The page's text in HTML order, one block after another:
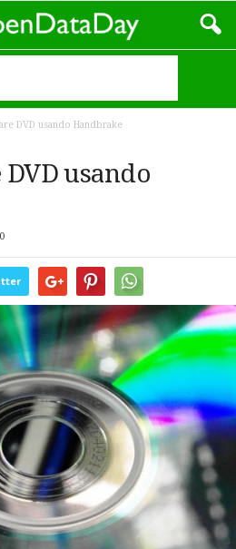
DVD usando Handbrake
usando
0